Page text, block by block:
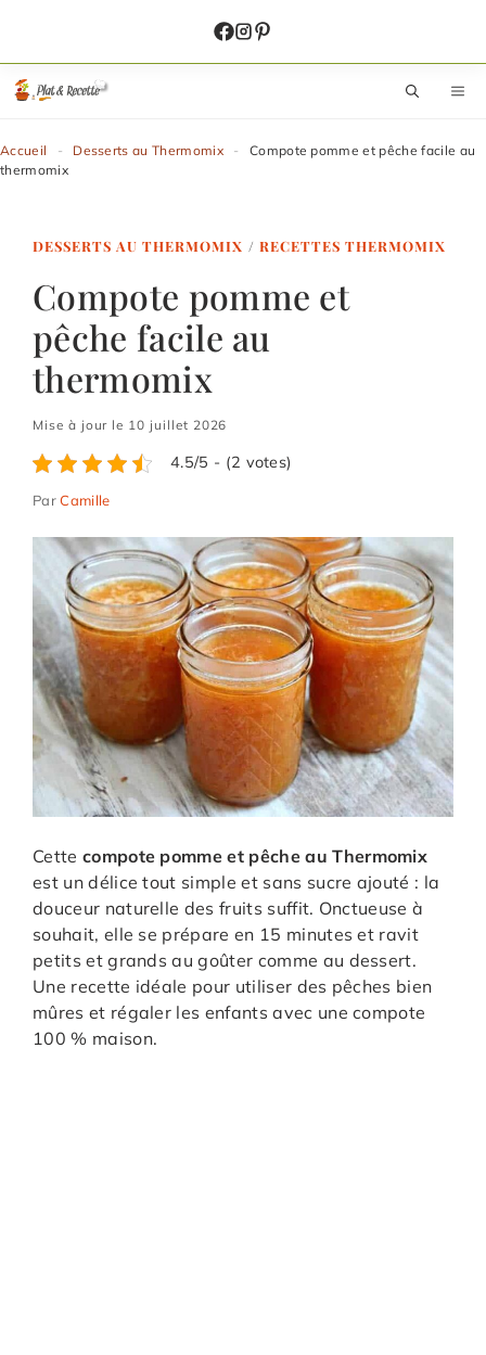
contenu
Accueil - Desserts au Thermomix -
Compote pomme et pêche facile au
thermomix
DESSERTS AU THERMOMIX / RECETTES THERMOMIX
Compote pomme et
pêche facile au
thermomix
Mise à jour le 10 juillet 2026
4.5/5 - (2 votes)
ParCamille
Cette compote pomme et pêche au Thermomix
est un délice tout simple et sans sucre ajouté : la
douceur naturelle des fruits suffit. Onctueuse à
souhait, elle se prépare en 15 minutes et ravit
petits et grands au goûter comme au dessert.
Une recette idéale pour utiliser des pêches bien
mûres et régaler les enfants avec une compote
100 % maison.